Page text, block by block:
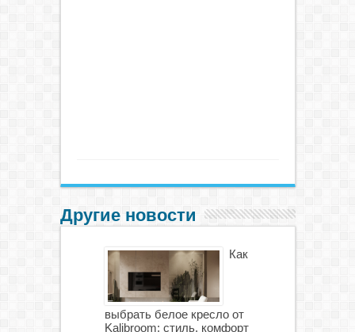
Другие новости
Как
выбрать белое кресло от
Kalibroom: стиль, комфорт